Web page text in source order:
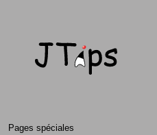
Pages spéciales